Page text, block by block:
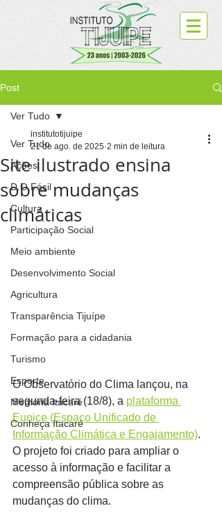
Post
Ver Tudo
Ações
D.O.Fácil
Cultura
Participação Social
Meio ambiente
Desenvolvimento Social
Agricultura
Transparência Tijuípe
Formação para a cidadania
Turismo
Esporte
Memória Itacaré
Conheça Itacaré
Ver Tudo
Site ilustrado ensina
sobre mudanças
climáticas
institutotijuipe
21 de ago. de 2025 2 min de leitura
O Observatório do Clima lançou, na
segunda-feira (18/8), a plataforma
Eunice (Espaço Unificado de
Informação Climática e Engajamento).
O projeto foi criado para ampliar o
acesso à informação e facilitar a
compreensão pública sobre as
mudanças do clima.